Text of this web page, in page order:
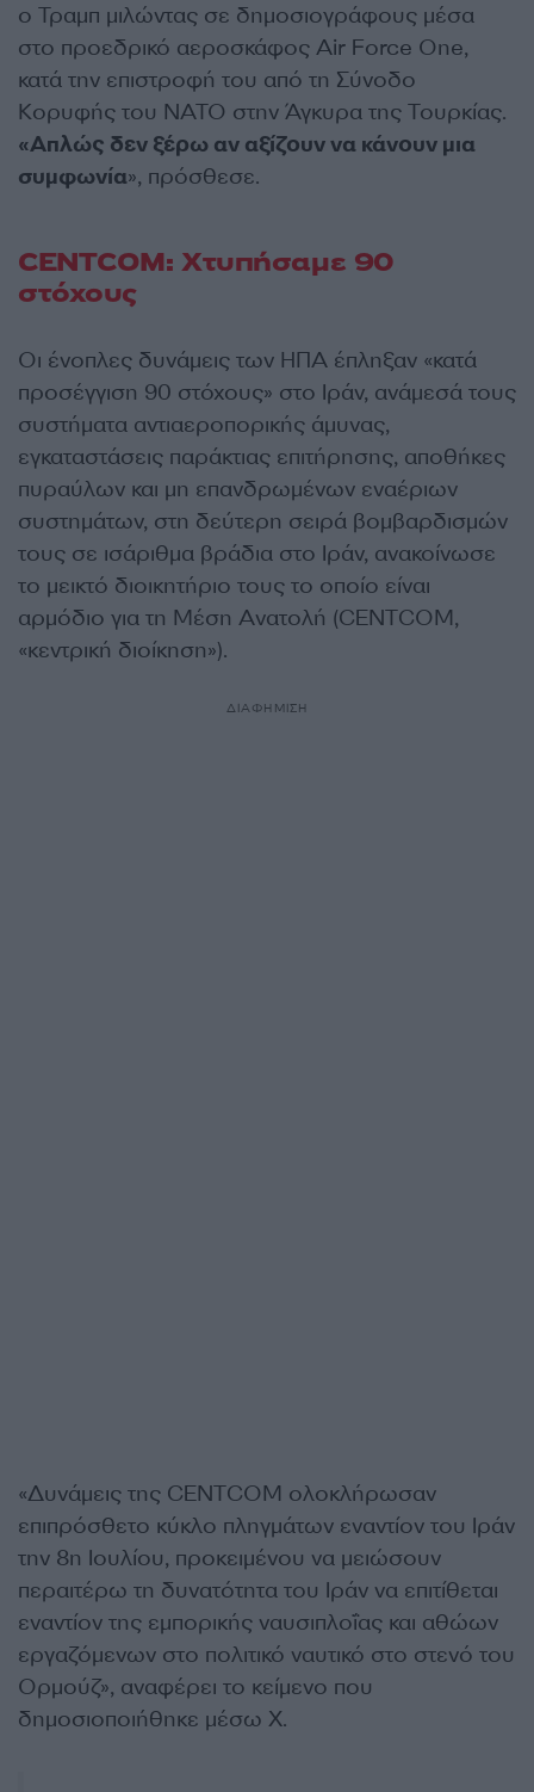
ο Τραμπ μιλώντας σε δημοσιογράφους μέσα
στο προεδρικό αεροσκάφος Air Force One,
κατά την επιστροφή του από τη Σύνοδο
Κορυφής του ΝΑΤΟ στην Άγκυρα της Τουρκίας.
«Απλώς δεν ξέρω αν αξίζουν να κάνουν μια
συμφωνία», πρόσθεσε.
CENTCOM: Χτυπήσαμε 90
στόχους
Οι ένοπλες δυνάμεις των ΗΠΑ έπληξαν «κατά
προσέγγιση 90 στόχους» στο Ιράν, ανάμεσά τους
συστήματα αντιαεροπορικής άμυνας,
εγκαταστάσεις παράκτιας επιτήρησης, αποθήκες
πυραύλων και μη επανδρωμένων εναέριων
συστημάτων, στη δεύτερη σειρά βομβαρδισμών
τους σε ισάριθμα βράδια στο Ιράν, ανακοίνωσε
το μεικτό διοικητήριο τους το οποίο είναι
αρμόδιο για τη Μέση Ανατολή (CENTCOM,
«κεντρική διοίκηση»).
ΔΙΑΦΗΜΙΣΗ
«Δυνάμεις της CENTCOM ολοκλήρωσαν
επιπρόσθετο κύκλο πληγμάτων εναντίον του Ιράν
την 8η Ιουλίου, προκειμένου να μειώσουν
περαιτέρω τη δυνατότητα του Ιράν να επιτίθεται
εναντίον της εμπορικής ναυσιπλοΐας και αθώων
εργαζόμενων στο πολιτικό ναυτικό στο στενό του
Ορμούζ», αναφέρει το κείμενο που
δημοσιοποιήθηκε μέσω X.